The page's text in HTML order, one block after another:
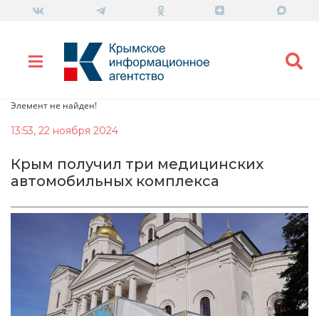
Элемент не найден!
13:53, 22 ноября 2024
Крым получил три медицинских
автомобильных комплекса